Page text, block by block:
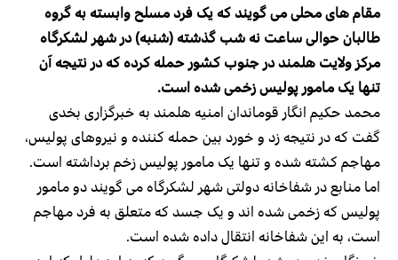
مقام های محلی می گویند که یک فرد مسلح وابسته به گروه
طالبان حوالی ساعت نه شب گذشته (شنبه) در شهر لشکرگاه
مرکز ولایت هلمند در جنوب کشور حمله کرده که در نتیجه آن
تنها یک مامور پولیس زخمی شده است.
محمد حکیم انگار قوماندان امنیه هلمند به خبرگزاری بخدی
گفت که در نتیجه زد و خورد بین حمله کننده و نیروهای پولیس،
مهاجم کشته شده و تنها یک مامور پولیس زخم برداشته است.
اما منابع در شفاخانه دولتی شهر لشکرگاه می گویند دو مامور
پولیس که زخمی شده اند و یک جسد که متعلق به فرد مهاجم
است، به این شفاخانه انتقال داده شده است.